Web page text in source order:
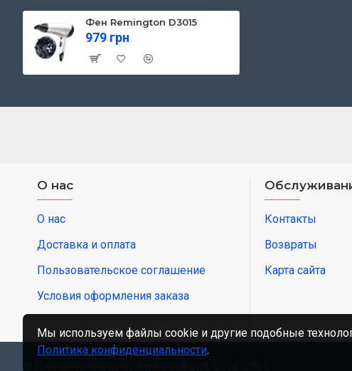
Фен Remington D3015
979 грн
О нас
О нас
Доставка и оплата
Пользовательское соглашение
Условия оформления заказа
Контакты
Возвраты
Карта сайта
Мы используем файлы cookie и другие подобные
Политика конфиденциальности.